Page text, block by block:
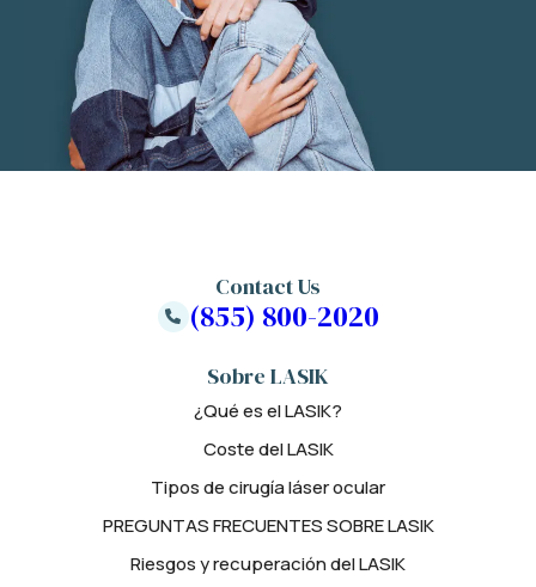
Sobre LASIK
¿Qué es el LASIK?
Coste del LASIK
Tipos de cirugía láser ocular
PREGUNTAS FRECUENTES SOBRE LASIK
Riesgos y recuperación del LASIK
Contact Us
(855) 800-2020